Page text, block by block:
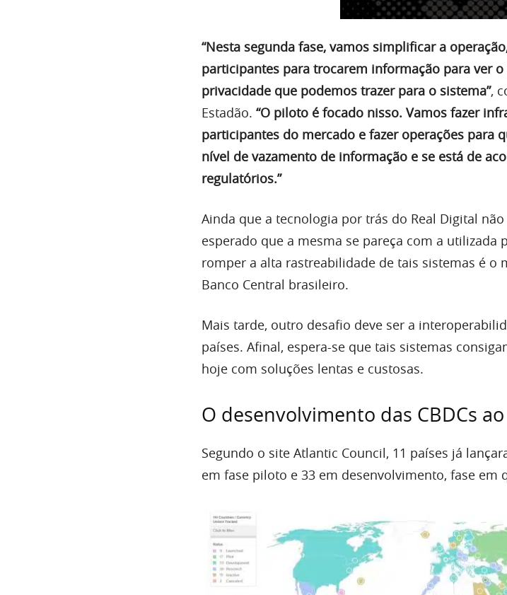
“Nesta segunda fase, vamos simplificar a
participantes para trocarem informação para ver o
privacidade que podemos trazer para o sistema”,
Estadão. “O piloto é focado nisso. Vamos fazer
participantes do mercado e fazer operações para
nível de vazamento de informação e se está de
regulatórios.”
Ainda que a tecnologia por trás do Real Digital
esperado que a mesma se pareça com a utilizada
romper a alta rastreabilidade de tais sistemas é o
Banco Central brasileiro.
Mais tarde, outro desafio deve ser a
países. Afinal, espera-se que tais sistemas
hoje com soluções lentas e custosas.
O desenvolvimento das CBDCs
Segundo o site Atlantic Council, 11 países já
em fase piloto e 33 em desenvolvimento, fase em